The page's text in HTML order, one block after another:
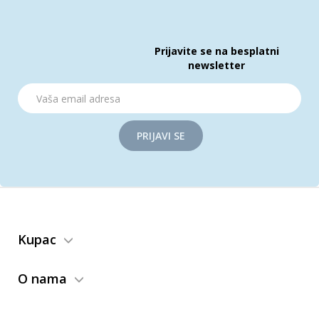
Prijavite se na besplatni
newsletter
PRIJAVI SE
Kupac
O nama